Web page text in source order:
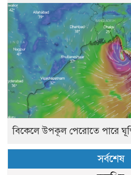
বিকেলে উপকূল পেরোতে পারে
সর্বশেষ